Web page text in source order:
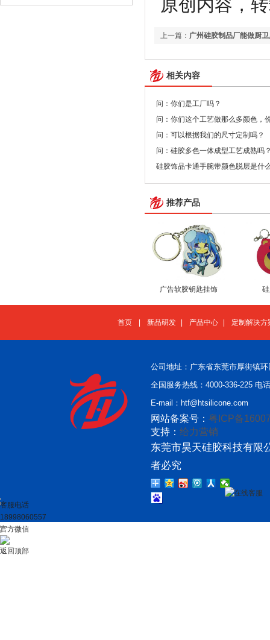
原创内容，
上一篇： 广州硅胶制品厂能做厨
相关内容
问：你们是工厂吗？
问：你们这个工艺做那么多颜色，
问：可以根据我们的尺寸定制吗？
问：硅胶多色一体成型工艺成熟吗
硅胶饰品卡通手腕带颜色脱层是什
推荐产品
广告软胶钥匙挂饰
首页 新品研发 产品中心 定制解决方
公司地址：广东省东莞市厚街镇
全国服务热线：4000-336-225 电
E-mail：htf@htsilicone.com
网站备案号： 粤ICP备
支持： 给力营销
东莞市昊天硅胶科技有限
者必究
在线客服
客服电话
18998060557
官方微信
返回顶部